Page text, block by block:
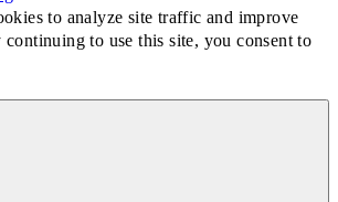
to analyze site traffic and improve
to use this site, you consent to